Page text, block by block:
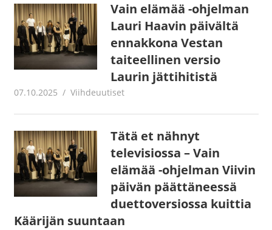
Vain elämää -ohjelman
Lauri Haavin päivältä
ennakkona Vestan
taiteellinen versio
Laurin jättihitistä
07.10.2025 Juha Kaunisto
Viihdeuutiset
Tätä et nähnyt
televisiossa – Vain
elämää -ohjelman Viivin
päivän päättäneessä
duettoversiossa kuittia
Käärijän suuntaan